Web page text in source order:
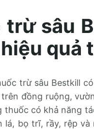
trừ sâu
quả
trừ sâu Bestkill
đồng ruộng,
thuốc có khả năng
lá, bọ trĩ, rầy, rệp